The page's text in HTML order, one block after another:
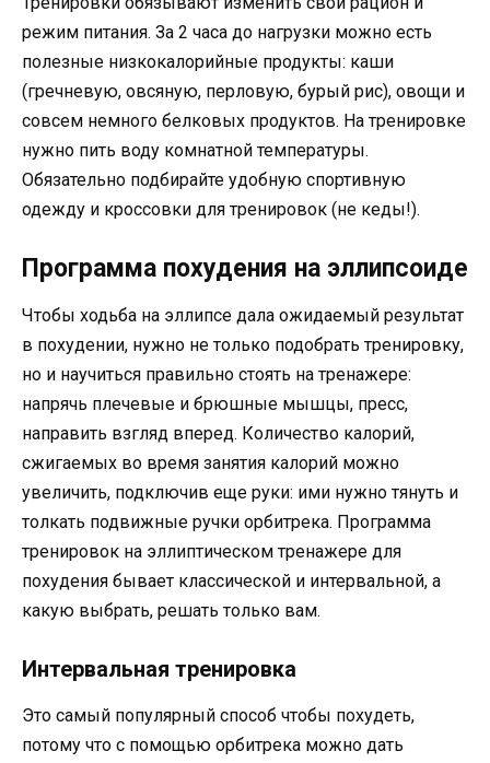
режим питания. За 2 часа до нагрузки можно есть
полезные низкокалорийные продукты: каши
(гречневую, овсяную, перловую, бурый рис), овощи и
совсем немного белковых продуктов. На тренировке
нужно пить воду комнатной температуры.
Обязательно подбирайте удобную спортивную
одежду и кроссовки для тренировок (не кеды!).
Программа похудения на эллипсоиде
Чтобы ходьба на эллипсе дала ожидаемый результат
в похудении, нужно не только подобрать тренировку,
но и научиться правильно стоять на тренажере:
напрячь плечевые и брюшные мышцы, пресс,
направить взгляд вперед. Количество калорий,
сжигаемых во время занятия калорий можно
увеличить, подключив еще руки: ими нужно тянуть и
толкать подвижные ручки орбитрека. Программа
тренировок на эллиптическом тренажере для
похудения бывает классической и интервальной, а
какую выбрать, решать только вам.
Интервальная тренировка
Это самый популярный способ чтобы похудеть,
потому что с помощью орбитрека можно дать